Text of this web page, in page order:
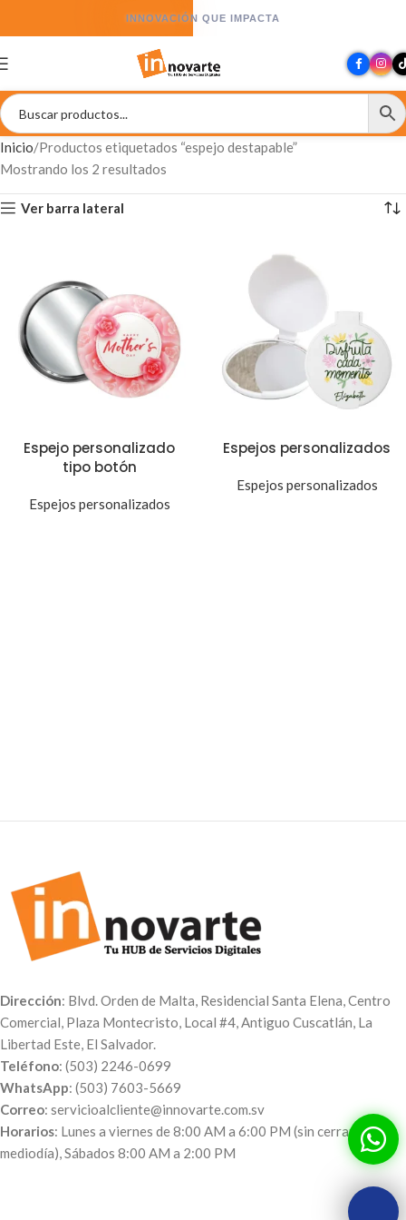
INNOVACIÓN QUE IMPACTA
Inicio Productos etiquetados “espejo destapable”
Mostrando los 2 resultados
Ver barra lateral
Espejo personalizado
tipo botón
Espejos personalizados
Espejos personalizados
Espejos personalizados
Dirección: Blvd. Orden de Malta, Residencial Santa Elena, Centro
Comercial, Plaza Montecristo, Local #4, Antiguo Cuscatlán, La
Libertad Este, El Salvador.
Teléfono: (503) 2246-0699
WhatsApp: (503) 7603-5669
Correo: servicioalcliente@innovarte.com.sv
Horarios: Lunes a viernes de 8:00 AM a 6:00 PM (sin cerrar al
mediodía), Sábados 8:00 AM a 2:00 PM